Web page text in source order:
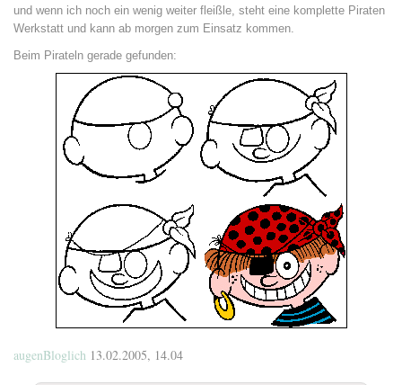
und wenn ich noch ein wenig weiter fleißle, steht eine komplette Piraten
Werkstatt und kann ab morgen zum Einsatz kommen.
Beim Pirateln gerade gefunden:
augenBloglich 13.02.2005, 14.04